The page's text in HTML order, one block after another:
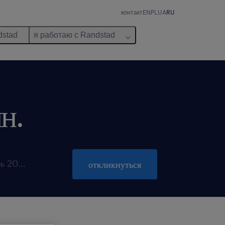
контактENPL UARU
я работаю с Randstad
закрывается 31 октябрь 2026 откликнуться